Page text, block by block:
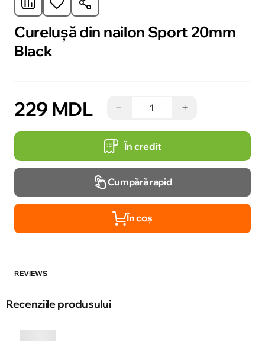
Cureluşă din nailon Sport 20mm
Black
229 MDL − +
În credit
Cumpără rapid
În coș
REVIEWS
Recenziile produsului